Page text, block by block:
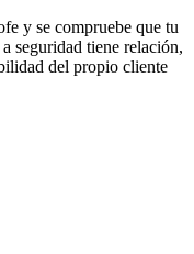
y se compruebe que tu
seguridad tiene relación,
del propio cliente